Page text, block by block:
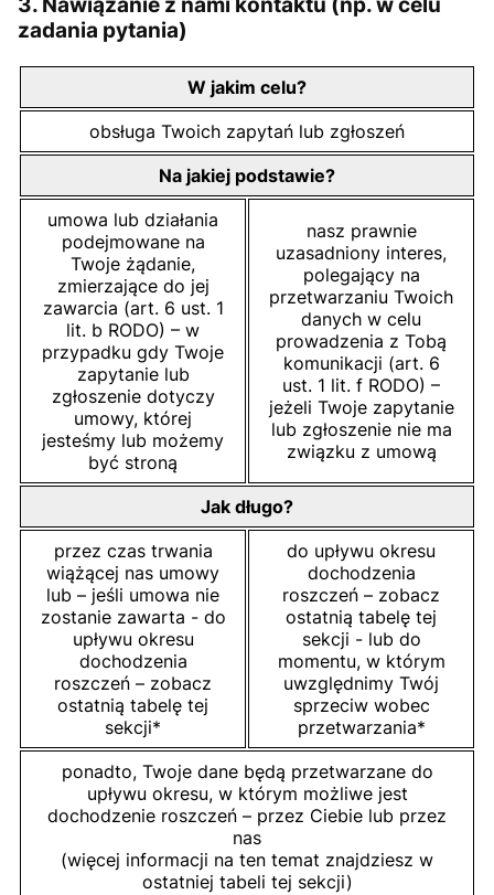
3. Nawiązanie z nami kontaktu (np. w celu
zadania pytania)
W jakim celu?
obsługa Twoich zapytań lub zgłoszeń
Na jakiej podstawie?
umowa lub działania
podejmowane na
Twoje żądanie,
zmierzające do jej
zawarcia (art. 6 ust. 1
lit. b RODO) – w
przypadku gdy Twoje
zapytanie lub
zgłoszenie dotyczy
umowy, której
jesteśmy lub możemy
być stroną
nasz prawnie
uzasadniony interes,
polegający na
przetwarzaniu Twoich
danych w celu
prowadzenia z Tobą
komunikacji (art. 6
ust. 1 lit. f RODO) –
jeżeli Twoje zapytanie
lub zgłoszenie nie ma
związku z umową
Jak długo?
przez czas trwania
wiążącej nas umowy
lub – jeśli umowa nie
zostanie zawarta - do
upływu okresu
dochodzenia
roszczeń – zobacz
ostatnią tabelę tej
sekcji*
do upływu okresu
dochodzenia
roszczeń – zobacz
ostatnią tabelę tej
sekcji - lub do
momentu, w którym
uwzględnimy Twój
sprzeciw wobec
przetwarzania*
ponadto, Twoje dane będą przetwarzane do
upływu okresu, w którym możliwe jest
dochodzenie roszczeń – przez Ciebie lub przez
nas
(więcej informacji na ten temat znajdziesz w
ostatniej tabeli tej sekcji)